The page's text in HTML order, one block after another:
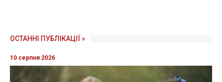
ОСТАННІ ПУБЛІКАЦІЇ »
10 серпня 2026